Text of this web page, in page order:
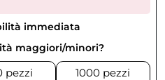
immediata
maggiori/minori?
pezzi
1000 pezzi